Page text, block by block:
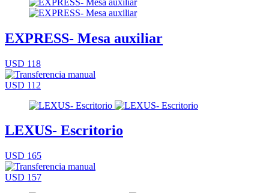
EXPRESS- Mesa auxiliar
USD 118
USD 112
LEXUS- Escritorio
USD 165
USD 157